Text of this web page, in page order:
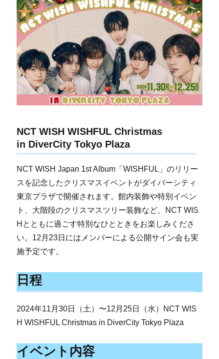
NCT WISH WISHFUL Christmas
in DiverCity Tokyo Plaza
NCT WISH Japan 1st Album「WISHFUL」のリリー
スを記念したクリスマスイベントがダイバーシティ
東京プラザで開催されます。館内装飾や特別イベン
ト、大階段のクリスマスツリー装飾など、NCT WIS
Hとともに過ごす特別なひとときをお楽しみくださ
い。12月23日にはメンバーによる公開サイン会も実
施予定です。
日程
2024年11月30日（土）〜12月25日（水）NCT WIS
H WISHFUL Christmas in DiverCity Tokyo Plaza
イベント内容